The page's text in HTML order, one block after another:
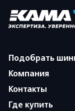
Подобрать
Компания
Контакты
Где купить